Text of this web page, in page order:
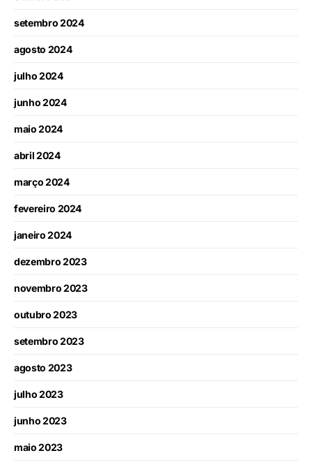
setembro 2024
agosto 2024
julho 2024
junho 2024
maio 2024
abril 2024
março 2024
fevereiro 2024
janeiro 2024
dezembro 2023
novembro 2023
outubro 2023
setembro 2023
agosto 2023
julho 2023
junho 2023
maio 2023